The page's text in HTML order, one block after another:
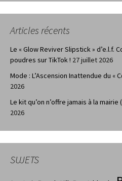
Articles récents
Le « Glow Reviver Slipstick » d’e.l.f.
poudres sur TikTok ! 27 juillet 2026
Mode : L’Ascension Inattendue du «
2026
Le kit qu’on n’offre jamais à la mairie
2026
SUJETS